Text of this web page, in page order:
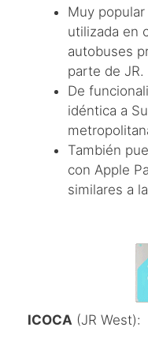
Muy
utilizada en
autobuses
parte de JR.
De
idéntica a
También
con Apple
similares a
ICOCA (JR West):